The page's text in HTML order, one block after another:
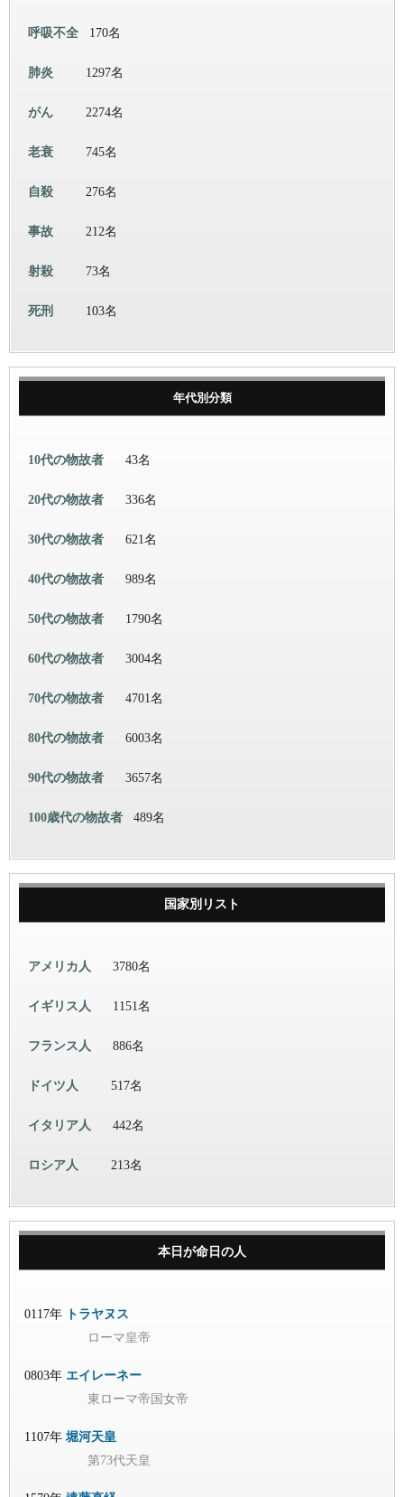
呼吸不全 170名
肺炎 1297名
がん 2274名
老衰 745名
自殺 276名
事故 212名
射殺 73名
死刑 103名
年代別分類
10代の物故者 43名
20代の物故者 336名
30代の物故者 621名
40代の物故者 989名
50代の物故者 1790名
60代の物故者 3004名
70代の物故者 4701名
80代の物故者 6003名
90代の物故者 3657名
100歳代の物故者 489名
国家別リスト
アメリカ人 3780名
イギリス人 1151名
フランス人 886名
ドイツ人 517名
イタリア人 442名
ロシア人 213名
本日が命日の人
0117年
トラヤヌス
ローマ皇帝
0803年 エイレーネー
東ローマ帝国女帝
1107年 堀河天皇
第73代天皇